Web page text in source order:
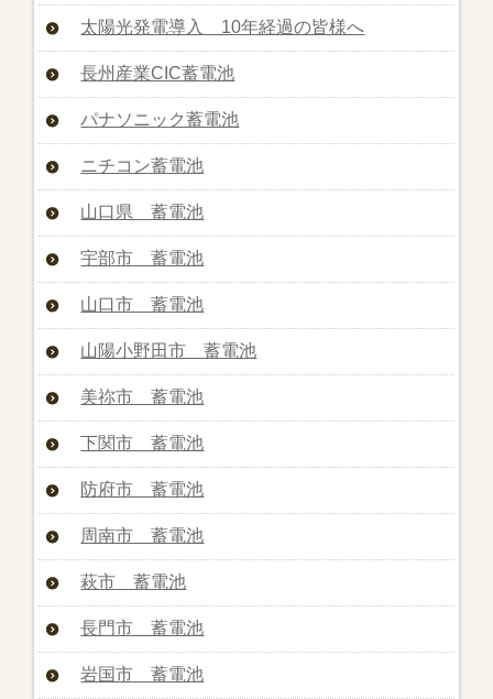
太陽光発電導入 10年経過の皆様へ
長州産業CIC蓄電池
パナソニック蓄電池
ニチコン蓄電池
山口県 蓄電池
宇部市 蓄電池
山口市 蓄電池
山陽小野田市 蓄電池
美祢市 蓄電池
下関市 蓄電池
防府市 蓄電池
周南市 蓄電池
萩市 蓄電池
長門市 蓄電池
岩国市 蓄電池